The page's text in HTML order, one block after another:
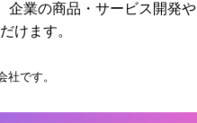
業の商品・サービス開発
けます。
です。